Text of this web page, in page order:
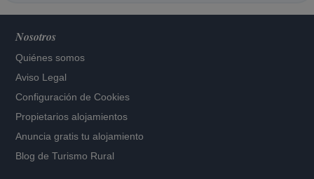
Nosotros
Quiénes somos
Aviso Legal
Configuración de Cookies
Propietarios alojamientos
Anuncia gratis tu alojamiento
Blog de Turismo Rural